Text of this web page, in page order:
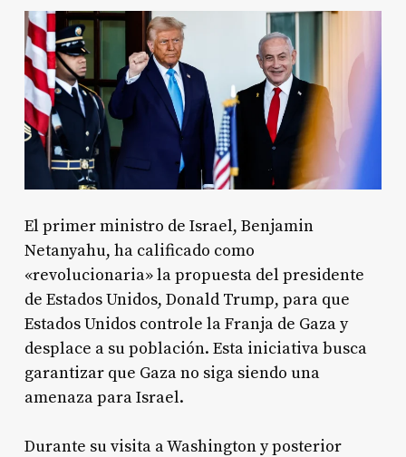
El primer ministro de Israel, Benjamin
Netanyahu, ha calificado como
«revolucionaria» la propuesta del presidente
de Estados Unidos, Donald Trump, para que
Estados Unidos controle la Franja de Gaza y
desplace a su población. Esta iniciativa busca
garantizar que Gaza no siga siendo una
amenaza para Israel.
Durante su visita a Washington y posterior